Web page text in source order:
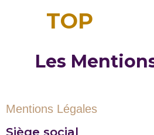
TOP
Les
Mentions Légales